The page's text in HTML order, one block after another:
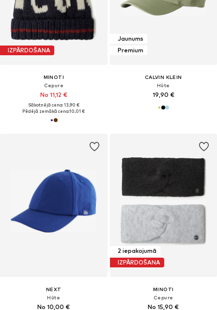
IZPĀRDOŠANA
MINOTI
Cepure
No 11,12 €
Sākotnējā cena: 13,90 €
Pēdējā zemākā cena:10,01 €
Jaunums
Premium
CALVIN KLEIN
Hūte
19,90 €
NEXT
Hūte
No 10,00 €
2 iepakojumā
IZPĀRDOŠANA
MINOTI
Cepure
No 15,90 €